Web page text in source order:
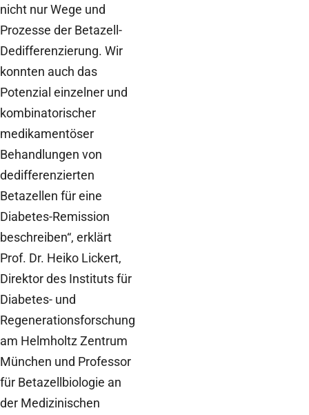
nicht nur Wege und
Prozesse der Betazell-
Dedifferenzierung. Wir
konnten auch das
Potenzial einzelner und
kombinatorischer
medikamentöser
Behandlungen von
dedifferenzierten
Betazellen für eine
Diabetes-Remission
beschreiben“, erklärt
Prof. Dr. Heiko Lickert,
Direktor des Instituts für
Diabetes- und
Regenerationsforschung
am Helmholtz Zentrum
München und Professor
für Betazellbiologie an
der Medizinischen